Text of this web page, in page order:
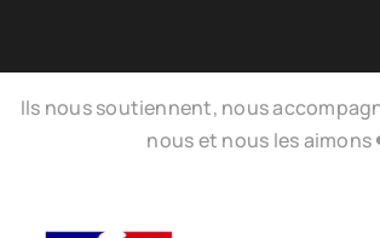
Ils nous soutiennent, nous
nous et nous les